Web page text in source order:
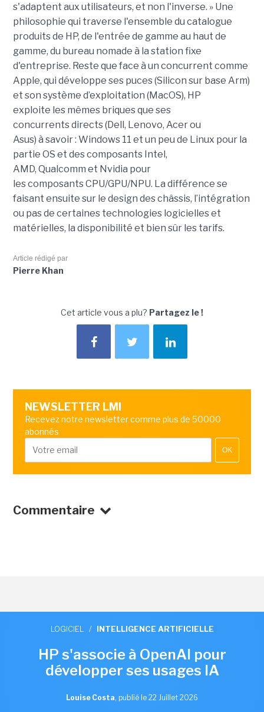
s'adaptent aux utilisateurs, et non l'inverse. » Une
philosophie qui traverse l'ensemble du catalogue
produits de HP, de l'entrée de gamme au haut de
gamme, du bureau nomade à la station fixe
d'entreprise. Reste que face à un concurrent comme
Apple, qui développe ses puces (Silicon sur base Arm)
et son système d’exploitation (MacOS), HP
exploite les mêmes briques que ses
concurrents directs (Dell, Lenovo, Acer ou
Asus) à savoir : Windows 11 et un peu de Linux pour la
partie OS et des composants Intel,
AMD, Qualcomm et Nvidia pour
les composants CPU/GPU/NPU. La différence se
faisant ensuite sur le design des châssis, l’intégration
ou pas de certaines technologies logicielles et
matérielles, la disponibilité et bien sûr les tarifs.
Article rédigé par
Pierre Khan
Cet article vous a plu? Partagez le !
NEWSLETTER LMI
Recevez notre newsletter comme plus de 50000
abonnés
OK
Commentaire
LOGICIEL / INTELLIGENCE ARTIFICIELLE
HP s'associe à OpenAI pour
développer ses usages IA
Louise Costa, publié le 22 Juillet 2026